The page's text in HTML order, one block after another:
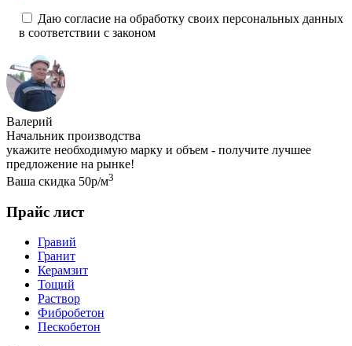
Даю согласие на обработку своих персональных данных
в соответствии с законом
Валерий
Начальник производства
укажите необходимую марку и объем - получите лучшее
предложение на рынке!
Ваша скидка 50р/м3
Прайс лист
Гравий
Гранит
Керамзит
Тощий
Раствор
Фибробетон
Пескобетон